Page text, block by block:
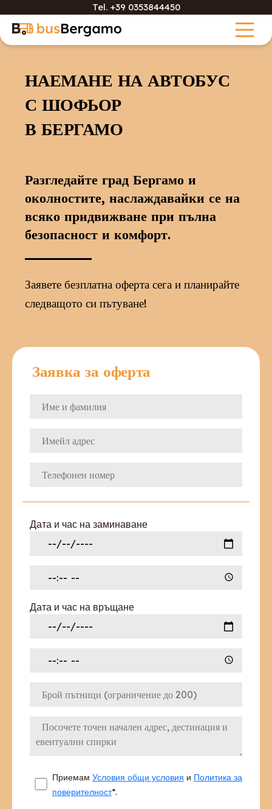
Tel. +39 0353844450
НАЕМАНЕ НА АВТОБУС
С ШОФЬОР
В БЕРГАМО
Разгледайте град Бергамо и
околностите, наслаждавайки се на
всяко придвижване при пълна
безопасност и комфорт.
Заявете безплатна оферта сега и планирайте
следващото си пътуване!
Заявка за оферта
Дата и час на заминаване
Дата и час на връщане
Приемам Условия общи условия и Политика за
поверителност*.